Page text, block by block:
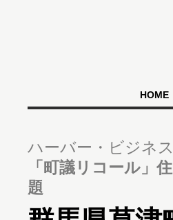
HOME
ハーバー・ビジネ
「町議リコール」
題